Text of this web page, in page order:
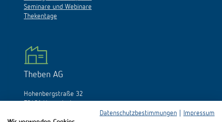
Seminare und Webinare
Thekentage
Theben AG
Hohenbergstraße 32
Datenschutzbestimmungen
Impressum